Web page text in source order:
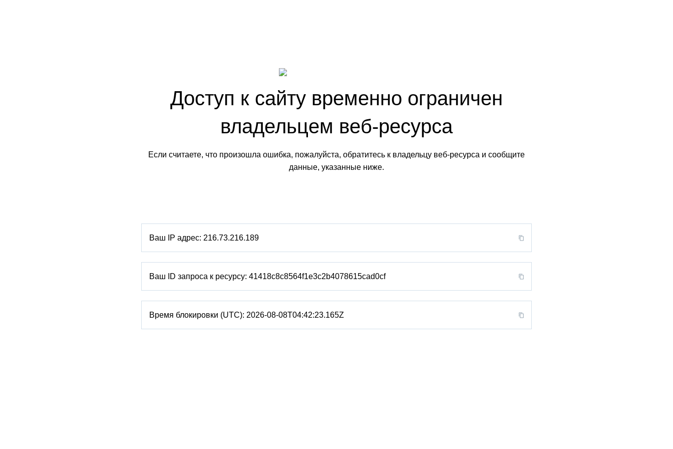
Доступ к сайту временно ограничен
владельцем веб-ресурса
Если считаете, что произошла ошибка, пожалуйста, обратитесь к владельцу веб-ресурса и сообщите
данные, указанные ниже.
Ваш IP адрес: 216.73.216.189
Ваш ID запроса к ресурсу: 41418c8c8564f1e3c2b4078615cad0cf
Время блокировки (UTC): 2026-08-08T04:42:23.165Z